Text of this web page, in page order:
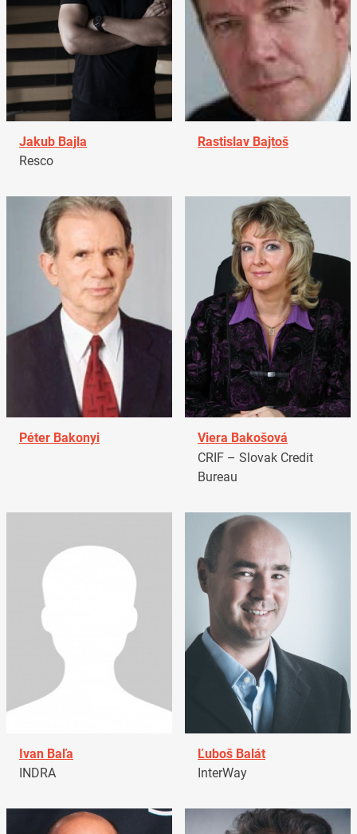
Jakub Bajla
Resco
Rastislav Bajtoš
Péter Bakonyi
Viera Bakošová
CRIF – Slovak Credit
Bureau
Ivan Baľa
INDRA
Ľuboš Balát
InterWay